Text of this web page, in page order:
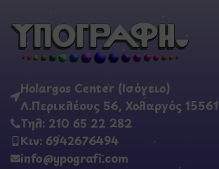
Holargos Center (Ισόγειο)
Λ.Περικλέους 56, Χολαργός 15561
Τηλ: 210 65 22 282
Κιν: 6942676494
info@ypografi.com